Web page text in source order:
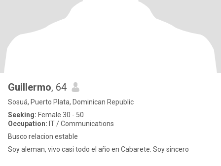
Guillermo, 64
Sosuá, Puerto Plata, Dominican Republic
Seeking: Female 30 - 50
Occupation: IT / Communications
Busco relacion estable
Soy aleman, vivo casi todo el año en Cabarete. Soy sincero